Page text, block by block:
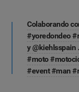
‪Colaborando
#yoredondeo
y
#moto
#event #man